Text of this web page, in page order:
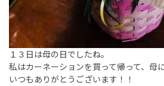
１３日は母の日でしたね。
私はカーネーションを買って帰って、母
いつもありがとうございます！！